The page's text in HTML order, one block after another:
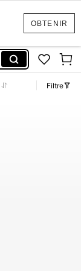
OBTENIR
Filtre